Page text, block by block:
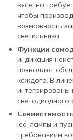
весе, но
чтобы
возможность
светильника.
Функции
индикация
позволяют
каждого. В
интегрированы
светодиодного
led‑лампы и
требованиям